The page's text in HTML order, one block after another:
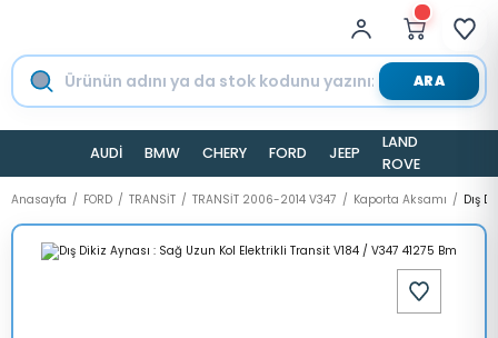
ARA
AUDİ BMW CHERY FORD JEEP
LAND
ROVER
Anasayfa FORD TRANSİT TRANSİT 2006-2014 V347 Kaporta Aksamı Dış